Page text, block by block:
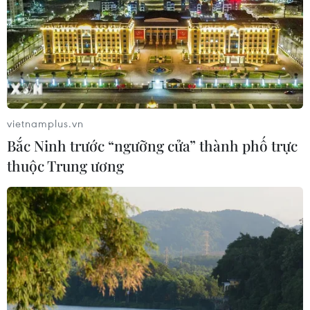
06/08/2026 01:54
Giá dầu thô biến động nhẹ khi triển
vọng đàm phán Trung Đông vẫn khó
06/08/2026 00:26
Giá vàng thế giới tăng mạnh nhất kể
từ tháng Hai
06/08/2026 00:26
Dow Jones lập đỉnh kỷ lục nhờ diễn
biến tích cực tại Trung Đông
vietnamplus.vn
Bắc Ninh trước “ngưỡng cửa” thành phố trực
thuộc Trung ương